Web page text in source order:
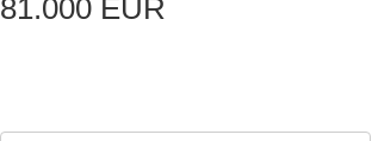
81.000 EUR